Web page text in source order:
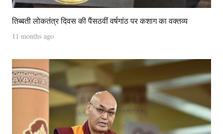
तिब्बती लोकतंत्र दिवस की पैंसठवीं वर्षगांठ पर कशाग का वक्तव्य
11 months ago